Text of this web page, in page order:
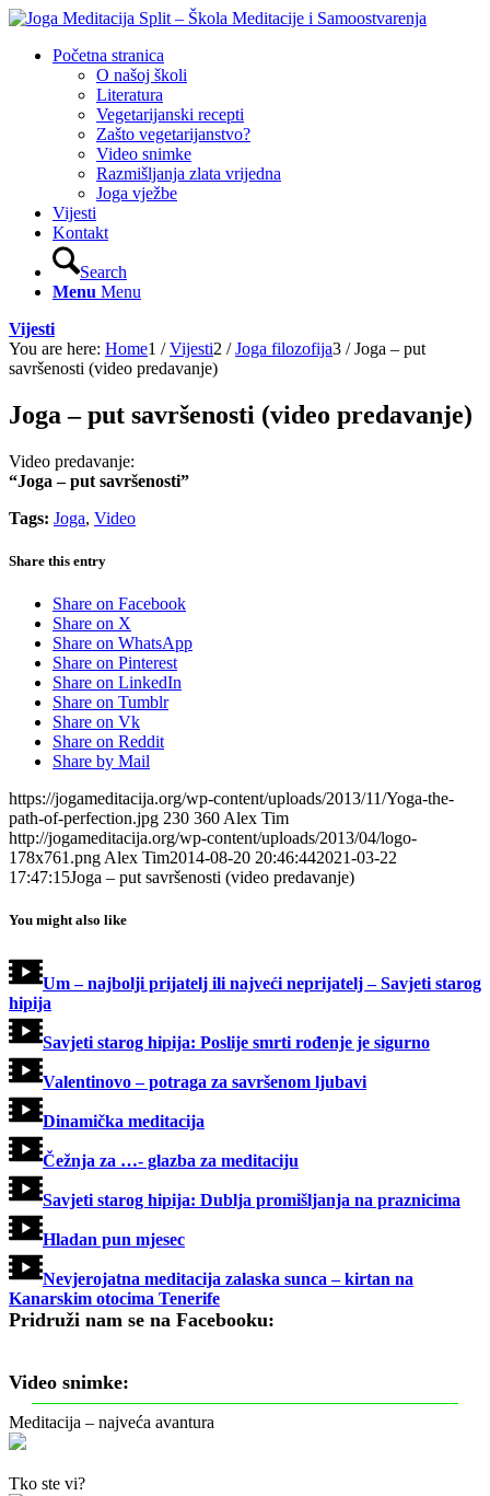
Početna stranica
O našoj školi
Literatura
Vegetarijanski recepti
Zašto vegetarijanstvo?
Video snimke
Razmišljanja zlata vrijedna
Joga vježbe
Vijesti
Kontakt
Search
Menu Menu
Vijesti
You are here: Home1 / Vijesti2 / Joga filozofija3 / Joga – put
savršenosti (video predavanje)
Joga – put savršenosti (video predavanje)
Video predavanje:
“Joga – put savršenosti”
Tags: Joga, Video
Share this entry
Share on Facebook
Share on X
Share on WhatsApp
Share on Pinterest
Share on LinkedIn
Share on Tumblr
Share on Vk
Share on Reddit
Share by Mail
https://jogameditacija.org/wp-content/uploads/2013/11/Yoga-the-
path-of-perfection.jpg 230 360 Alex Tim
http://jogameditacija.org/wp-content/uploads/2013/04/logo-
178x761.png Alex Tim2014-08-20 20:46:442021-03-22
17:47:15Joga – put savršenosti (video predavanje)
You might also like
Um – najbolji prijatelj ili najveći neprijatelj – Savjeti starog
hipija
Savjeti starog hipija: Poslije smrti rođenje je sigurno
Valentinovo – potraga za savršenom ljubavi
Dinamička meditacija
Čežnja za …- glazba za meditaciju
Savjeti starog hipija: Dublja promišljanja na praznicima
Hladan pun mjesec
Nevjerojatna meditacija zalaska sunca – kirtan na
Kanarskim otocima Tenerife
Pridruži nam se na Facebooku:
Video snimke:
Meditacija – najveća avantura
Tko ste vi?